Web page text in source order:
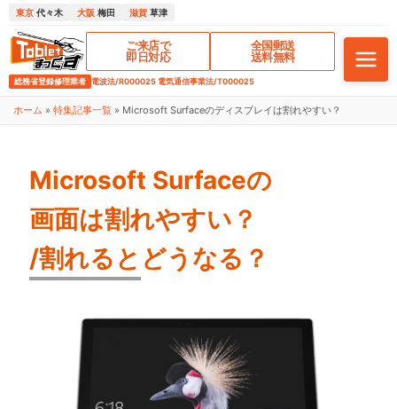
東京 代々木 大阪 梅田 滋賀 草津
ご来店で
即日対応
全国郵送
送料無料
総務省登録修理業者 電波法/R000025 電気通信事業法/T000025
ホーム » 特集記事一覧 » Microsoft Surfaceのディスプレイは割れやすい？
Microsoft Surfaceの
画面は割れやすい？
/割れるとどうなる？